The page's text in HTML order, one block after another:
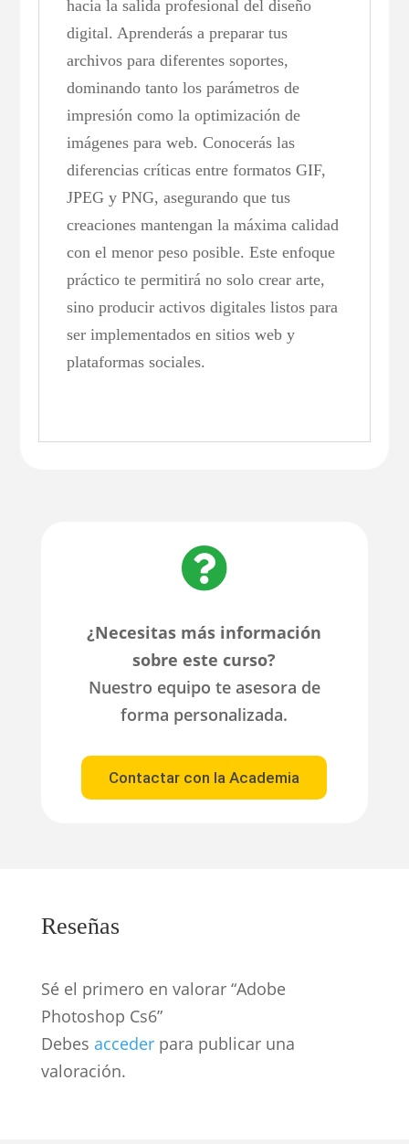
hacia la salida profesional del diseño
digital. Aprenderás a preparar tus
archivos para diferentes soportes,
dominando tanto los parámetros de
impresión como la optimización de
imágenes para web. Conocerás las
diferencias críticas entre formatos GIF,
JPEG y PNG, asegurando que tus
creaciones mantengan la máxima calidad
con el menor peso posible. Este enfoque
práctico te permitirá no solo crear arte,
sino producir activos digitales listos para
ser implementados en sitios web y
plataformas sociales.

¿Necesitas más información
sobre este curso?
Nuestro equipo te asesora de
forma personalizada.
Contactar con la Academia
Reseñas
Sé el primero en valorar “Adobe
Photoshop Cs6”
Debes accederpara publicar una
valoración.